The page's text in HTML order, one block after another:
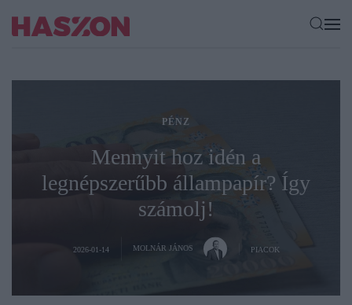
PÉNZ
Mennyit hoz idén a
legnépszerűbb állampapír? Így
számolj!
2026-01-14 MOLNÁR JÁNOS PIACOK